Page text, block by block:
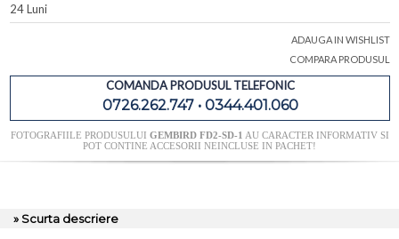
24 Luni
ADAUGA IN WISHLIST
COMPARA PRODUSUL
COMANDA PRODUSUL TELEFONIC
0726.262.747 • 0344.401.060
FOTOGRAFIILE PRODUSULUI GEMBIRD FD2-SD-1 AU CARACTER INFORMATIV SI
POT CONTINE ACCESORII NEINCLUSE IN PACHET!
» Scurta descriere